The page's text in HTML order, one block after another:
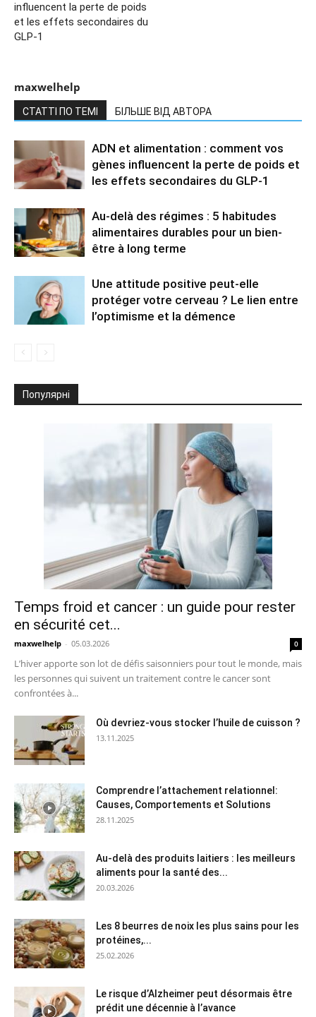
influencent la perte de poids
et les effets secondaires du
GLP-1
maxwelhelp
СТАТТІ ПО ТЕМІ БІЛЬШЕ ВІД АВТОРА
ADN et alimentation : comment vos
gènes influencent la perte de poids et
les effets secondaires du GLP-1
Au-delà des régimes : 5 habitudes
alimentaires durables pour un bien-
être à long terme
Une attitude positive peut-elle
protéger votre cerveau ? Le lien entre
l’optimisme et la démence
Популярні
Temps froid et cancer : un guide pour rester
en sécurité cet...
maxwelhelp - 05.03.2026 0
L’hiver apporte son lot de défis saisonniers pour tout le monde, mais
les personnes qui suivent un traitement contre le cancer sont
confrontées à...
Où devriez-vous stocker l’huile de cuisson ?
13.11.2025
Comprendre l’attachement relationnel:
Causes, Comportements et Solutions
28.11.2025
Au-delà des produits laitiers : les meilleurs
aliments pour la santé des...
20.03.2026
Les 8 beurres de noix les plus sains pour les
protéines,...
25.02.2026
Le risque d’Alzheimer peut désormais être
prédit une décennie à l’avance